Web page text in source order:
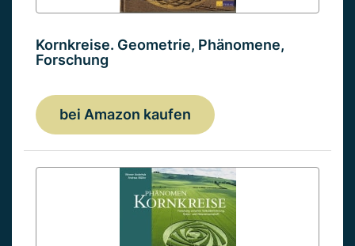
Kornkreise. Geometrie, Phänomene,
Forschung
bei Amazon kaufen